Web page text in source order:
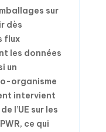
sur
dès
flux
les données
un
organisme
intervient
l’UE sur les
ce qui